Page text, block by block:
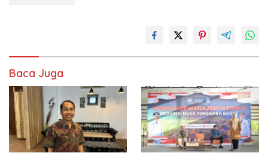
Baca Juga